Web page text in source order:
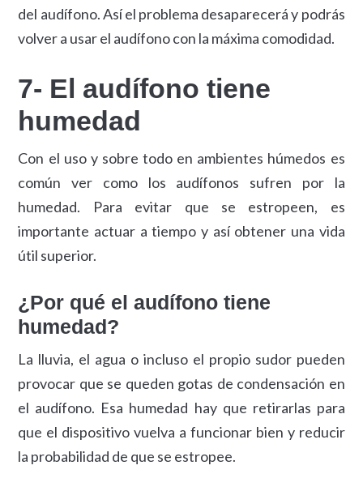
del audífono. Así el problema desaparecerá y podrás
volver a usar el audífono con la máxima comodidad.
7- El audífono tiene
humedad
Con el uso y sobre todo en ambientes húmedos es
común ver como los audífonos sufren por la
humedad. Para evitar que se estropeen, es
importante actuar a tiempo y así obtener una vida
útil superior.
¿Por qué el audífono tiene
humedad?
La lluvia, el agua o incluso el propio sudor pueden
provocar que se queden gotas de condensación en
el audífono. Esa humedad hay que retirarlas para
que el dispositivo vuelva a funcionar bien y reducir
la probabilidad de que se estropee.